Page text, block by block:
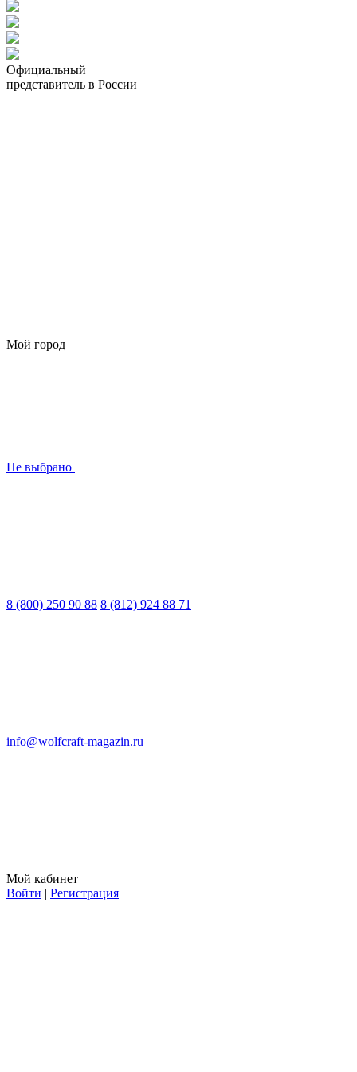
Официальный
представитель в России
Мой город
Не выбрано
8 (800) 250 90 88 8 (812) 924 88 71
info@wolfcraft-magazin.ru
Мой кабинет
Войти | Регистрация